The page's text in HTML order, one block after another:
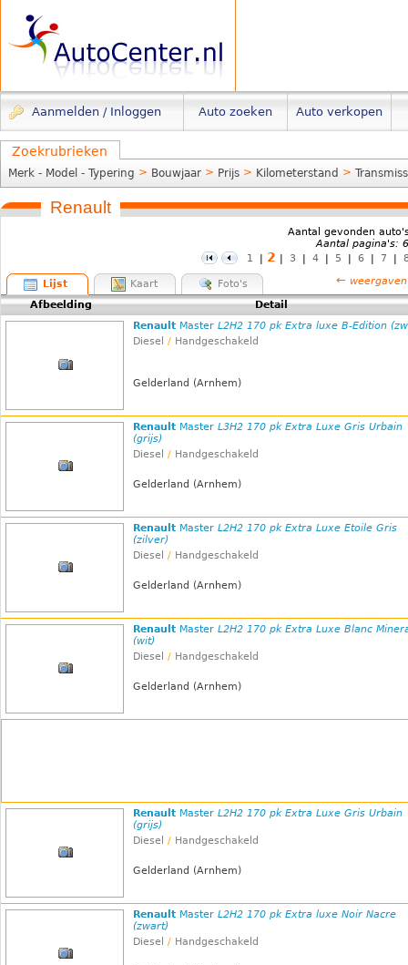
Aanmelden / Inloggen Auto zoeken Auto verkopen
Zoekrubrieken
Merk - Model - Typering > Bouwjaar > Prijs > Kilometerstand >
Renault
Aantal gevonden
Aantal pagina's:
1
| 2 | 3 | 4 | 5 | 6 | 7 |
Lijst Kaart Foto's ← weergaven
Afbeelding
Detail
Renault Master L2H2 170 pk Extra luxe B-Edition
Diesel
/ Handgeschakeld
Gelderland (Arnhem)
Renault Master L3H2 170 pk Extra Luxe Gris Urbain
(grijs)
Diesel
/ Handgeschakeld
Gelderland (Arnhem)
Renault Master L2H2 170 pk Extra Luxe Etoile Gris
(zilver)
Diesel
/ Handgeschakeld
Gelderland (Arnhem)
Renault Master L2H2 170 pk Extra Luxe Blanc
(wit)
Diesel
/ Handgeschakeld
Gelderland (Arnhem)
Renault Master L2H2 170 pk Extra Luxe Gris Urbain
(grijs)
Diesel
/ Handgeschakeld
Gelderland (Arnhem)
Renault Master L2H2 170 pk Extra luxe Noir Nacre
(zwart)
Diesel
/ Handgeschakeld